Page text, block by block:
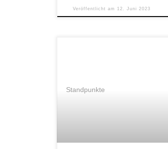
Veröffentlicht am 12. Juni 2023
Standpunkte